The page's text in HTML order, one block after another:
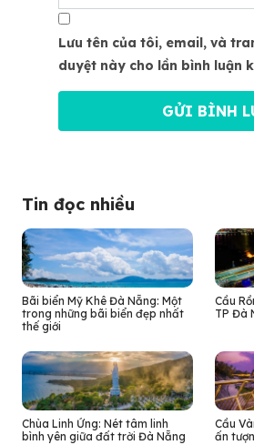
Lưu tên của tôi, email, và
duyệt này cho lần bình luận
Tin đọc nhiều
Bãi biển Mỹ Khê Đà Nẵng: Một
trong những bãi biển đẹp nhất
thế giới
Cầu
TP Đà
Chùa Linh Ứng: Nét tâm linh
bình yên giữa đất trời Đà Nẵng
Cầu
ấn